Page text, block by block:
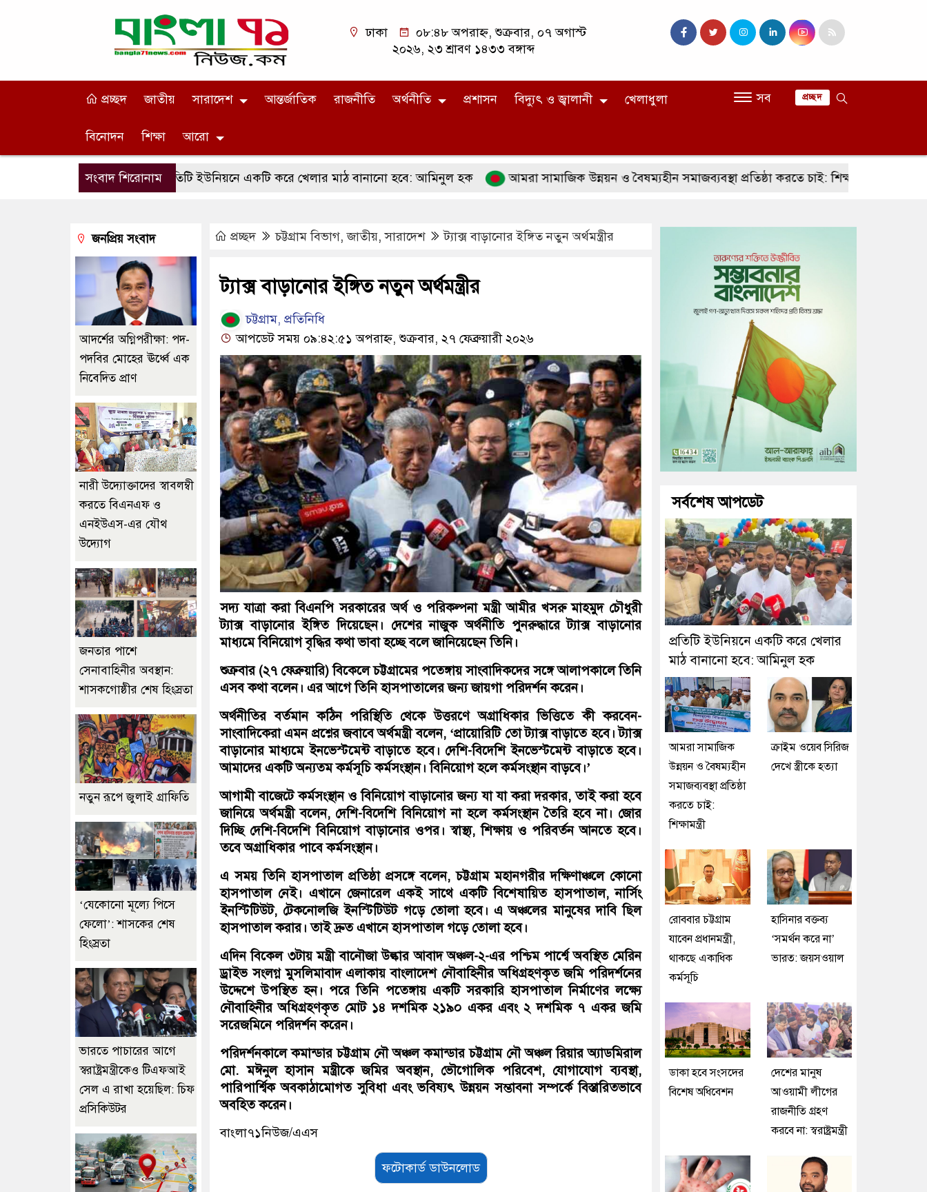
ঢাকা
০৮:৪৮ অপরাহ্ন, শুক্রবার, ০৭ অগাস্ট
২০২৬, ২৩ শ্রাবণ ১৪৩৩ বঙ্গাব্দ
প্রচ্ছদ জাতীয় সারাদেশ আন্তর্জাতিক রাজনীতি অর্থনীতি প্রশাসন বিদ্যুৎ ও জ্বালানী খেলাধুলা
বিনোদন শিক্ষা আরো
সব প্রচ্ছদ
সংবাদ শিরোনাম
প্রতিটি ইউনিয়নে একটি করে খেলার মাঠ বানানো হবে: আমিনুল হক আমরা সামাজিক উন্নয়ন ও বৈষম্যহীন সমাজব্যবস্থা প্রতিষ্ঠা করতে চাই: শিক্ষামন্ত্রী
প্রচ্ছদ চট্টগ্রাম বিভাগ,জাতীয়,সারাদেশ ট্যাক্স বাড়ানোর ইঙ্গিত নতুন অর্থমন্ত্রীর
ট্যাক্স বাড়ানোর ইঙ্গিত নতুন অর্থমন্ত্রীর
চট্টগ্রাম, প্রতিনিধি
আপডেট সময় ০৯:৪২:৫১ অপরাহ্ন, শুক্রবার, ২৭ ফেব্রুয়ারী ২০২৬
সদ্য যাত্রা করা বিএনপি সরকারের অর্থ ও পরিকল্পনা মন্ত্রী আমীর খসরু মাহমুদ চৌধুরী
ট্যাক্স বাড়ানোর ইঙ্গিত দিয়েছেন। দেশের নাজুক অর্থনীতি পুনরুদ্ধারে ট্যাক্স বাড়ানোর
মাধ্যমে বিনিয়োগ বৃদ্ধির কথা ভাবা হচ্ছে বলে জানিয়েছেন তিনি।
শুক্রবার (২৭ ফেব্রুয়ারি) বিকেলে চট্টগ্রামের পতেঙ্গায় সাংবাদিকদের সঙ্গে আলাপকালে তিনি
এসব কথা বলেন। এর আগে তিনি হাসপাতালের জন্য জায়গা পরিদর্শন করেন।
অর্থনীতির বর্তমান কঠিন পরিস্থিতি থেকে উত্তরণে অগ্রাধিকার ভিত্তিতে কী করবেন-
সাংবাদিকেরা এমন প্রশ্নের জবাবে অর্থমন্ত্রী বলেন, ‘প্রায়োরিটি তো ট্যাক্স বাড়াতে হবে। ট্যাক্স
বাড়ানোর মাধ্যমে ইনভেস্টমেন্ট বাড়াতে হবে। দেশি-বিদেশি ইনভেস্টমেন্ট বাড়াতে হবে।
আমাদের একটি অন্যতম কর্মসূচি কর্মসংস্থান। বিনিয়োগ হলে কর্মসংস্থান বাড়বে।’
আগামী বাজেটে কর্মসংস্থান ও বিনিয়োগ বাড়ানোর জন্য যা যা করা দরকার, তাই করা হবে
জানিয়ে অর্থমন্ত্রী বলেন, দেশি-বিদেশি বিনিয়োগ না হলে কর্মসংস্থান তৈরি হবে না। জোর
দিচ্ছি দেশি-বিদেশি বিনিয়োগ বাড়ানোর ওপর। স্বাস্থ্য, শিক্ষায় ও পরিবর্তন আনতে হবে।
তবে অগ্রাধিকার পাবে কর্মসংস্থান।
এ সময় তিনি হাসপাতাল প্রতিষ্ঠা প্রসঙ্গে বলেন, চট্টগ্রাম মহানগরীর দক্ষিণাঞ্চলে কোনো
হাসপাতাল নেই। এখানে জেনারেল একই সাথে একটি বিশেষায়িত হাসপাতাল, নার্সিং
ইনস্টিটিউট, টেকনোলজি ইনস্টিটিউট গড়ে তোলা হবে। এ অঞ্চলের মানুষের দাবি ছিল
হাসপাতাল করার। তাই দ্রুত এখানে হাসপাতাল গড়ে তোলা হবে।
এদিন বিকেল ৩টায় মন্ত্রী বানৌজা উল্কার আবাদ অঞ্চল-২-এর পশ্চিম পার্শ্বে অবস্থিত মেরিন
ড্রাইভ সংলগ্ন মুসলিমাবাদ এলাকায় বাংলাদেশ নৌবাহিনীর অধিগ্রহণকৃত জমি পরিদর্শনের
উদ্দেশে উপস্থিত হন। পরে তিনি পতেঙ্গায় একটি সরকারি হাসপাতাল নির্মাণের লক্ষ্যে
নৌবাহিনীর অধিগ্রহণকৃত মোট ১৪ দশমিক ২১৯০ একর এবং ২ দশমিক ৭ একর জমি
সরেজমিনে পরিদর্শন করেন।
পরিদর্শনকালে কমান্ডার চট্টগ্রাম নৌ অঞ্চল কমান্ডার চট্টগ্রাম নৌ অঞ্চল রিয়ার অ্যাডমিরাল
মো. মঈনুল হাসান মন্ত্রীকে জমির অবস্থান, ভৌগোলিক পরিবেশ, যোগাযোগ ব্যবস্থা,
পারিপার্শ্বিক অবকাঠামোগত সুবিধা এবং ভবিষ্যৎ উন্নয়ন সম্ভাবনা সম্পর্কে বিস্তারিতভাবে
অবহিত করেন।
বাংলা৭১নিউজ/এএস
ফটোকার্ড ডাউনলোড
জনপ্রিয় সংবাদ
আদর্শের অগ্নিপরীক্ষা: পদ-
পদবির মোহের ঊর্ধ্বে এক
নিবেদিত প্রাণ
নারী উদ্যোক্তাদের স্বাবলম্বী
করতে বিএনএফ ও
এনইউএস-এর যৌথ
উদ্যোগ
জনতার পাশে
সেনাবাহিনীর অবস্থান:
শাসকগোষ্ঠীর শেষ হিংস্রতা
নতুন রূপে জুলাই গ্রাফিতি
‘যেকোনো মূল্যে পিসে
ফেলো’: শাসকের শেষ
হিংস্রতা
ভারতে পাচারের আগে
স্বরাষ্ট্রমন্ত্রীকেও টিএফআই
সেল এ রাখা হয়েছিল: চিফ
প্রসিকিউটর
সর্বশেষ আপডেট
প্রতিটি ইউনিয়নে একটি করে খেলার
মাঠ বানানো হবে: আমিনুল হক
আমরা সামাজিক
উন্নয়ন ও বৈষম্যহীন
সমাজব্যবস্থা প্রতিষ্ঠা
করতে চাই:
শিক্ষামন্ত্রী
ক্রাইম ওয়েব সিরিজ
দেখে স্ত্রীকে হত্যা
রোববার চট্টগ্রাম
যাবেন প্রধানমন্ত্রী,
থাকছে একাধিক
কর্মসূচি
হাসিনার বক্তব্য
‘সমর্থন করে না’
ভারত: জয়সওয়াল
ডাকা হবে সংসদের
বিশেষ অধিবেশন
দেশের মানুষ
আওয়ামী লীগের
রাজনীতি গ্রহণ
করবে না: স্বরাষ্ট্রমন্ত্রী